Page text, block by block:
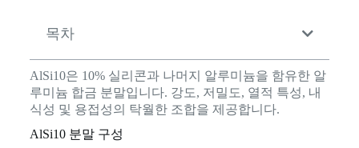
목차
AlSi10은 10% 실리콘과 나머지 알루미늄을 함유한 알
루미늄 합금 분말입니다. 강도, 저밀도, 열적 특성, 내
식성 및 용접성의 탁월한 조합을 제공합니다.
AlSi10 분말 구성